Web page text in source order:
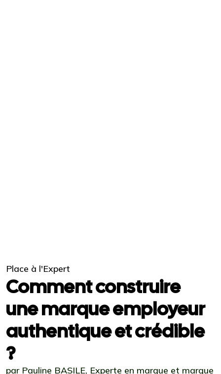
Place à l'Expert
Comment construire
une marque employeur
authentique et crédible
?
par Pauline BASILE, Experte en marque et marque